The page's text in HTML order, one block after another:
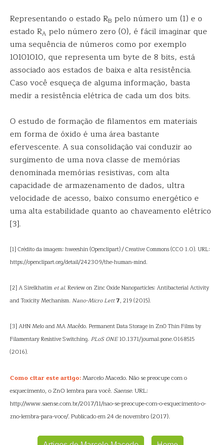
Representando o estado RB pelo número um (1) e o
estado RA pelo número zero (0), é fácil imaginar que
uma sequência de números como por exemplo
10101010, que representa um byte de 8 bits, está
associado aos estados de baixa e alta resistência.
Caso você esqueça de alguma informação, basta
medir a resistência elétrica de cada um dos bits.
O estudo de formação de filamentos em materiais
em forma de óxido é uma área bastante
efervescente. A sua consolidação vai conduzir ao
surgimento de uma nova classe de memórias
denominada memórias resistivas, com alta
capacidade de armazenamento de dados, ultra
velocidade de acesso, baixo consumo energético e
uma alta estabilidade quanto ao chaveamento elétrico
[3].
[1] Crédito da imagem: hweeshin (Openclipart) / Creative Commons (CC0 1.0). URL:
https://openclipart.org/detail/242309/the-human-mind.
[2] A Sirelkhatim et al. Review on Zinc Oxide Nanoparticles: Antibacterial Activity
and Toxicity Mechanism. Nano-Micro Lett7, 219 (2015).
[3] AHN Melo and MA Macêdo. Permanent Data Storage in ZnO Thin Films by
Filamentary Resistive Switching. PLoS ONE10.1371/journal.pone.0168515
(2016).
Como citar este artigo:Marcelo Macedo. Não se preocupe com o
esquecimento, o ZnO lembra para você. Saense. URL:
http://www.saense.com.br/2017/11/nao-se-preocupe-com-o-esquecimento-o-
zno-lembra-para-voce/. Publicado em 24 de novembro (2017).